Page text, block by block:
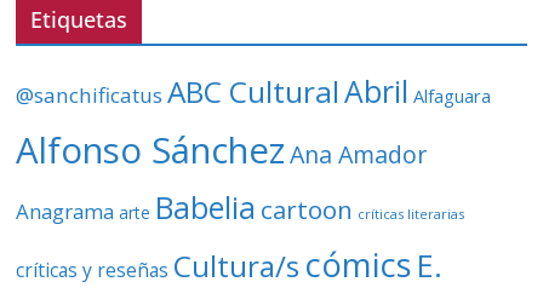
e
Etiquetas
@sanchificatus ABC CulturalAbril Alfaguara
Alfonso Sánchez Ana Amador
Anagrama arte Babelia cartoon críticas literarias
críticas y reseñas Cultura/s cómics E.